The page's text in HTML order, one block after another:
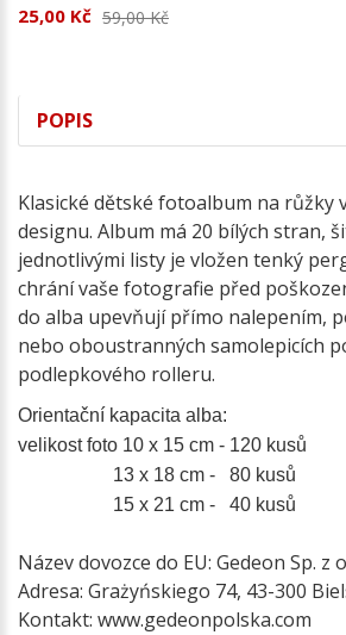
25,00 Kč 59,00 Kč
POPIS
Klasické dětské fotoalbum na růžky
designu. Album má 20 bílých stran,
jednotlivými listy je vložen tenký
chrání vaše fotografie před
do alba upevňují přímo nalepením,
nebo oboustranných samolepicích
podlepkového rolleru.
Orientační kapacita alba:
velikost foto 10 x 15 cm - 120 kusů
13 x 18 cm - 80 kusů
15 x 21 cm - 40 kusů
Název dovozce do EU: Gedeon Sp. z
Adresa: Grażyńskiego 74, 43-300
Kontakt: www.gedeonpolska.com